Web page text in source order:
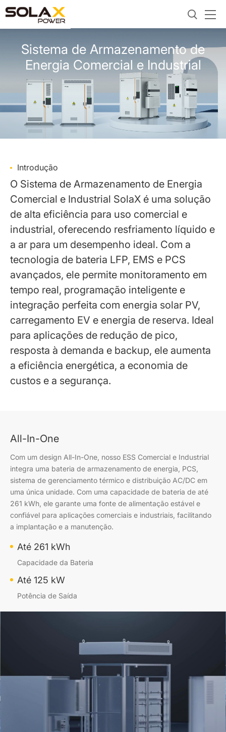
Sistema de Armazenamento de
Energia Comercial e Industrial
Introdução
O Sistema de Armazenamento de Energia
Comercial e Industrial SolaX é uma solução
de alta eficiência para uso comercial e
industrial, oferecendo resfriamento líquido e
a ar para um desempenho ideal. Com a
tecnologia de bateria LFP, EMS e PCS
avançados, ele permite monitoramento em
tempo real, programação inteligente e
integração perfeita com energia solar PV,
carregamento EV e energia de reserva. Ideal
para aplicações de redução de pico,
resposta à demanda e backup, ele aumenta
a eficiência energética, a economia de
custos e a segurança.
All-In-One
Com um design All-In-One, nosso ESS Comercial e Industrial
integra uma bateria de armazenamento de energia, PCS,
sistema de gerenciamento térmico e distribuição AC/DC em
uma única unidade. Com uma capacidade de bateria de até
261 kWh, ele garante uma fonte de alimentação estável e
confiável para aplicações comerciais e industriais, facilitando
a implantação e a manutenção.
Até 261 kWh
Capacidade da Bateria
Até 125 kW
Potência de Saída